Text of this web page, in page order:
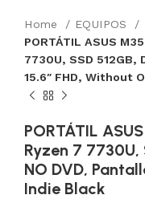
Home EQUIPOS
PORTÁTIL ASUS
7730U, SSD 512GB,
15.6″ FHD, Without
PORTÁTIL
Ryzen 7 7730U,
NO DVD,
Indie Black